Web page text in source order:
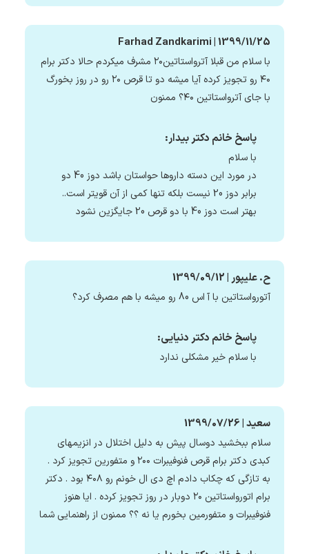
Farhad Zandkarimi | 1399/11/25
با سلام من قبلا آترواستاتین۲۰ مشرف میکردم حالا دکتر برام
۴۰ رو تجویز کرده آیا میشه دو تا قرص ۲۰ رو در روز بخورگ
با جای آترواستاتین ۴۰؟ ممنون
پاسخ خانم دکتر بیدار:
با سلام
در مورد این دسته داروها حواستان باشد دوز 40 دو
برابر دوز 20 نیست بلکه تنها کمی از آن قویتر است..
بهتر است دوز 40 با دو قرص 20 جایگزین نشود
ح. علیپور | 1399/09/12
آتورواستاتین با آ اس 80 رو میشه با هم مصرف کرد؟
پاسخ خانم دکتر دنیایی:
با سلام خیر مشکلی ندارد
سعید | 1399/07/26
سلام ببخشید دوسال پیش به دلیل اختلال در انزیمهای
کبدی دکتر برام قرص فنوفیبرات ۲۰۰ و متفورین تجویز کرد .
به تازگی که چکاب دادم اچ دی ال خونم رو ۴۰۸ بود . دکتر
برام اتورواستاتین ۲۰ دوبار در روز تجویز کرده . ایا هنوز
فنوفیبرات و متفورمین بخورم یا نه ؟؟ ممنون از راهنمایی شما